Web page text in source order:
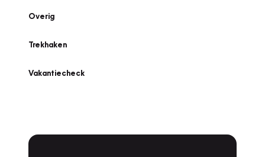
Overig
Trekhaken
Vakantiecheck